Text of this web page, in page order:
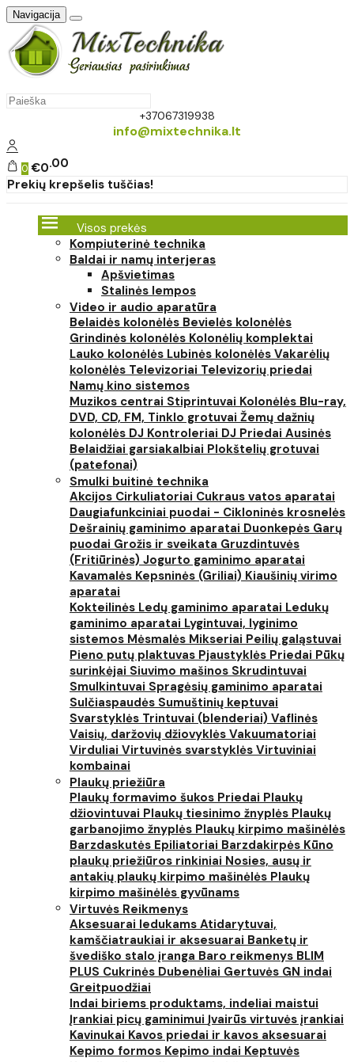
Navigacija
+37067319938
info@mixtechnika.lt
0 €0 00
Prekių krepšelis tuščias!
Visos prekės
Kompiuterinė technika
Baldai ir namų interjeras
Apšvietimas
Stalinės lempos
Video ir audio aparatūra
Belaidės kolonėlės Bevielės kolonėlės
Grindinės kolonėlės Kolonėlių komplektai
Lauko kolonėlės Lubinės kolonėlės Vakarėlių
kolonėlės Televizoriai Televizorių priedai
Namų kino sistemos
Muzikos centrai Stiprintuvai Kolonėlės Blu-ray,
DVD, CD, FM, Tinklo grotuvai Žemų dažnių
kolonėlės DJ Kontroleriai DJ Priedai Ausinės
Belaidžiai garsiakalbiai Plokštelių grotuvai
(patefonai)
Smulki buitinė technika
Akcijos Cirkuliatoriai Cukraus vatos aparatai
Daugiafunkciniai puodai - Cikloninės krosnelės
Dešrainių gaminimo aparatai Duonkepės Garų
puodai Grožis ir sveikata Gruzdintuvės
(Fritiūrinės) Jogurto gaminimo aparatai
Kavamalės Kepsninės (Griliai) Kiaušinių virimo
aparatai
Kokteilinės Ledų gaminimo aparatai Ledukų
gaminimo aparatai Lygintuvai, lyginimo
sistemos Mėsmalės Mikseriai Peilių galąstuvai
Pieno putų plaktuvas Pjaustyklės Priedai Pūkų
surinkėjai Siuvimo mašinos Skrudintuvai
Smulkintuvai Spragėsių gaminimo aparatai
Sulčiaspaudės Sumuštinių keptuvai
Svarstyklės Trintuvai (blenderiai) Vaflinės
Vaisių, daržovių džiovyklės Vakuumatoriai
Virduliai Virtuvinės svarstyklės Virtuviniai
kombainai
Plaukų priežiūra
Plaukų formavimo šukos Priedai Plaukų
džiovintuvai Plaukų tiesinimo žnyplės Plaukų
garbanojimo žnyplės Plaukų kirpimo mašinėlės
Barzdaskutės Epiliatoriai Barzdakirpės Kūno
plaukų priežiūros rinkiniai Nosies, ausų ir
antakių plaukų kirpimo mašinėlės Plaukų
kirpimo mašinėlės gyvūnams
Virtuvės Reikmenys
Aksesuarai ledukams Atidarytuvai,
kamščiatraukiai ir aksesuarai Banketų ir
švediško stalo įranga Baro reikmenys BLIM
PLUS Cukrinės Dubenėliai Gertuvės GN indai
Greitpuodžiai
Indai biriems produktams, indeliai maistui
Įrankiai picų gaminimui Įvairūs virtuvės įrankiai
Kavinukai Kavos priedai ir kavos aksesuarai
Kepimo formos Kepimo indai Keptuvės